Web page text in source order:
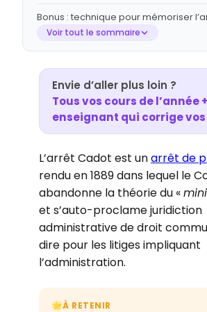
Bonus : technique pour mémoriser
Voir tout le sommaire
Envie d’aller plus loin ?
Tous vos cours de l’année
enseignant qui corrige
L’arrêt Cadot est unarrêt de
rendu en 1889 dans lequel le
abandonne la théorie du «
et s’auto-proclame juridiction
administrative de droit
dire pour les litiges impliquant
l’administration.
🌟À RETENIR